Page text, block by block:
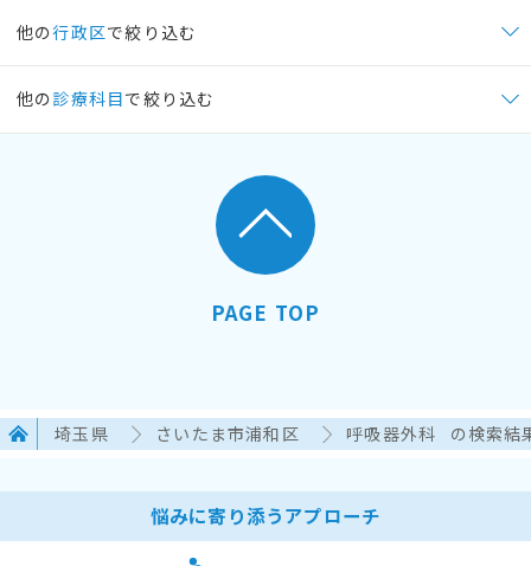
他の行政区で絞り込む
他の 診療科目で絞り込む
PAGE TOP
埼玉県 さいたま市浦和区 呼吸器外科 の検索結
悩みに寄り添うアプローチ